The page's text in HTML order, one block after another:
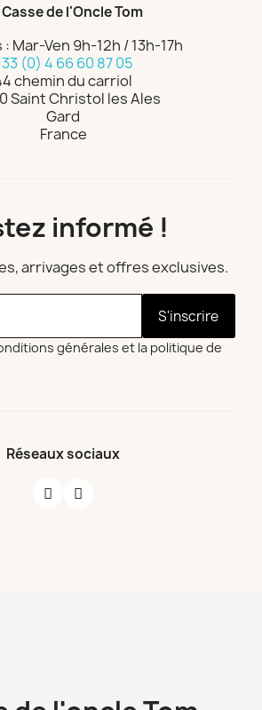
Casse de l'Oncle Tom
Mar-Ven 9h-12h / 13h-17h
(0) 4 66 60 87 05
chemin du carriol
Saint Christol les Ales
Gard
France
informé !
arrivages et offres exclusives.
S'inscrire
générales et la politique de
Réseaux sociaux